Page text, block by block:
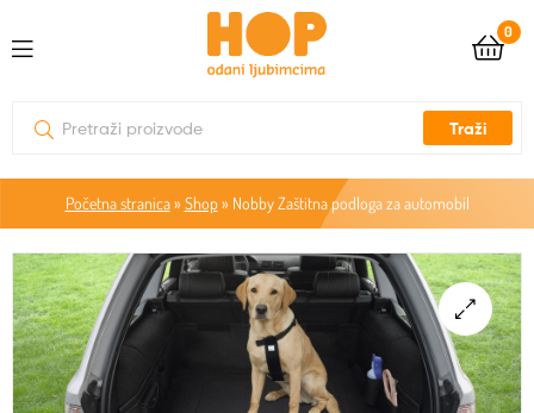
0
Traži
Početna stranica» Shop» Nobby Zaštitna podloga za automobil
🔍